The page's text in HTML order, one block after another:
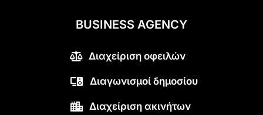
BUSINESS AGENCY
Διαχείριση οφειλών
Διαγωνισμοί δημοσίου
Διαχείριση ακινήτων